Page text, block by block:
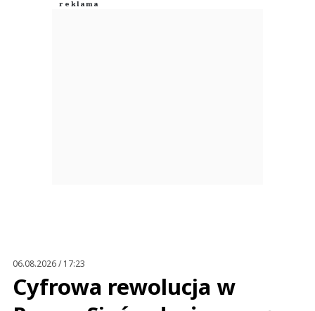
06.08.2026 / 17:23
Cyfrowa rewolucja w